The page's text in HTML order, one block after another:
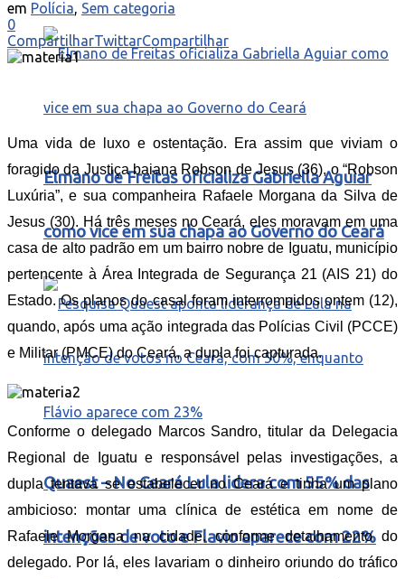
Elmano de Freitas oficializa Gabriella Aguiar
como vice em sua chapa ao Governo do Ceará
Quaest – No Ceará Lula lidera com 55% das
intenções de voto e Flavio aparece com 22%
em Polícia, Sem categoria
0
CompartilharTwittarCompartilhar
Uma vida de luxo e ostentação. Era assim que viviam o
foragido da Justiça baiana Robson de Jesus (36), o “Robson
Luxúria”, e sua companheira Rafaele Morgana da Silva de
Jesus (30). Há três meses no Ceará, eles moravam em uma
casa de alto padrão em um bairro nobre de Iguatu, município
pertencente à Área Integrada de Segurança 21 (AIS 21) do
Estado. Os planos do casal foram interrompidos ontem (12),
quando, após uma ação integrada das Polícias Civil (PCCE)
e Militar (PMCE) do Ceará, a dupla foi capturada.
Conforme o delegado Marcos Sandro, titular da Delegacia
Regional de Iguatu e responsável pelas investigações, a
dupla tentava se estabelecer no Ceará e tinha um plano
ambicioso: montar uma clínica de estética em nome de
Rafaele Morgana na cidade, conforme detalhamento do
delegado. Por lá, eles lavariam o dinheiro oriundo do tráfico